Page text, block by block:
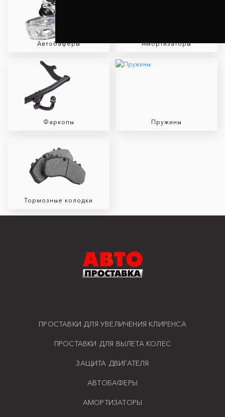
Автобаферы Амортизаторы
Фаркопы Пружины
Тормозные колодки
ПРОСТАВКИ ДЛЯ УВЕЛИЧЕНИЯ КЛИРЕНСА
ПРОСТАВКИ ДЛЯ ВЫЛЕТА КОЛЕС
ЗАЩИТА ДВИГАТЕЛЯ
АВТОБАФЕРЫ
АМОРТИЗАТОРЫ